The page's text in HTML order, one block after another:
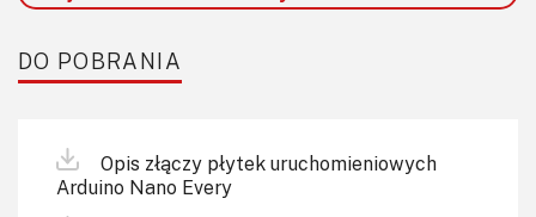
DO POBRANIA
Opis złączy płytek uruchomieniowych
Arduino Nano Every